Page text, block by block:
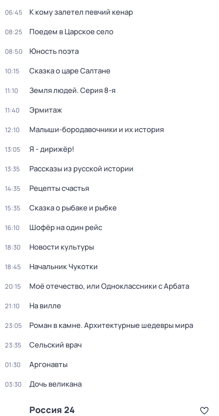
06:45 К кому залетел певчий кенар
08:25 Поедем в Царское село
08:50 Юность поэта
10:15 Сказка о царе Салтане
11:10 Земля людей. Серия 8-я
11:40 Эрмитаж
12:10 Малыши-бородавочники и их история
13:05 Я - дирижёр!
13:35 Рассказы из русской истории
14:35 Рецепты счастья
15:35 Сказка о рыбаке и рыбке
16:10 Шофёр на один рейс
18:30 Новости культуры
18:45 Начальник Чукотки
20:15 Моё отечество, или Одноклассники с Арбата
21:10 На вилле
23:05 Роман в камне. Архитектурные шедевры мира
23:35 Сельский врач
01:30 Аргонавты
03:30 Дочь великана
Россия 24